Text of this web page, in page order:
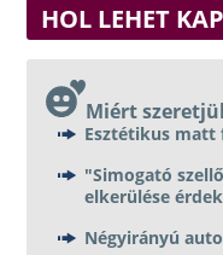
HOL LEHET
Miért
Esztétikus matt
"Simogató
elkerülése
Négyirányú